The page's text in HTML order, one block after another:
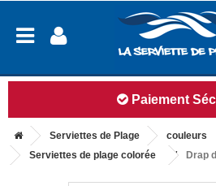
Paiement
Serviettes de Plage
couleurs
Serviettes de plage colorée
Drap